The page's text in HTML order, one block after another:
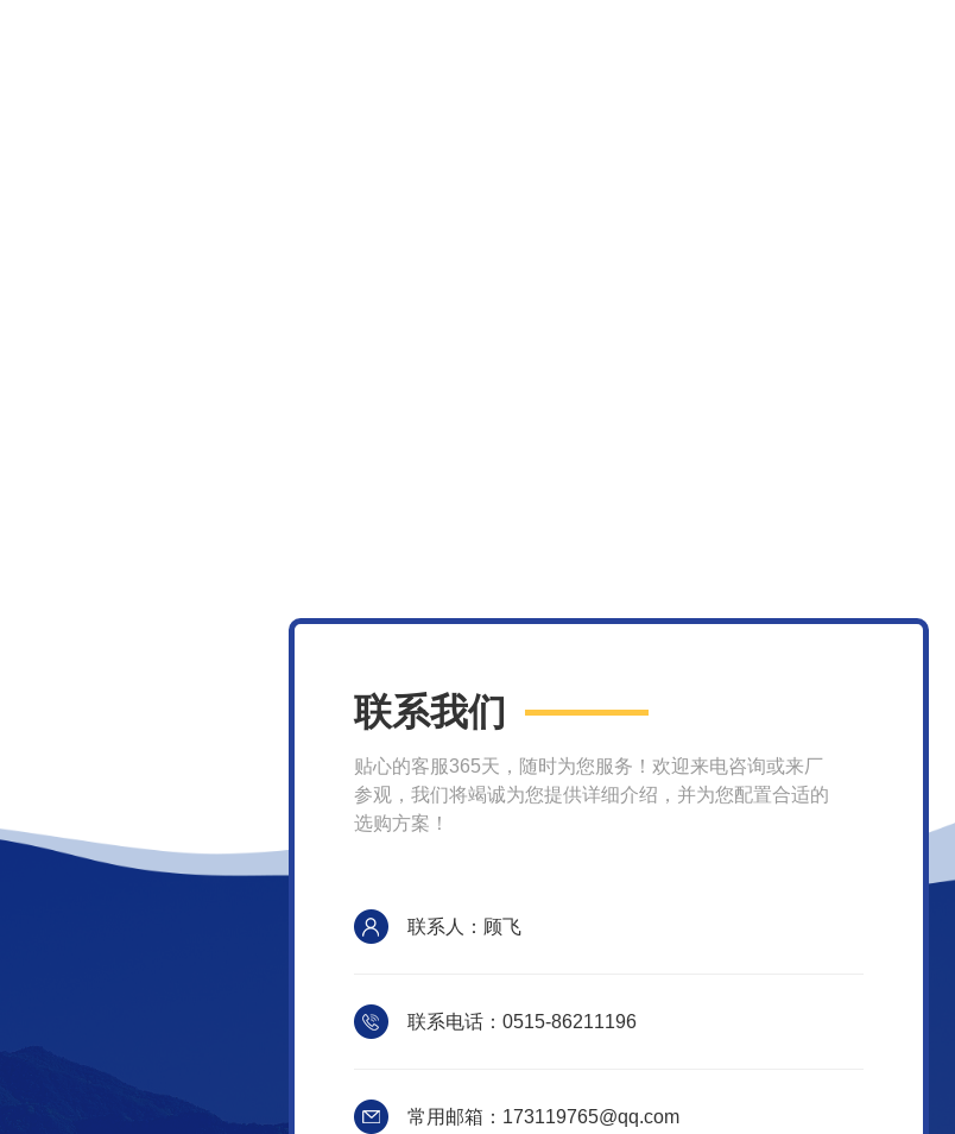
联系我们
贴心的客服365天，随时为您服务！欢迎来电咨询或来厂
参观，我们将竭诚为您提供详细介绍，并为您配置合适的
选购方案！
联系人：顾飞
联系电话：0515-86211196
常用邮箱：173119765@qq.com